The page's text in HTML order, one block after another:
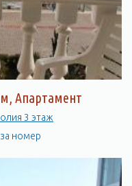
Апартамент
3 этаж
номер